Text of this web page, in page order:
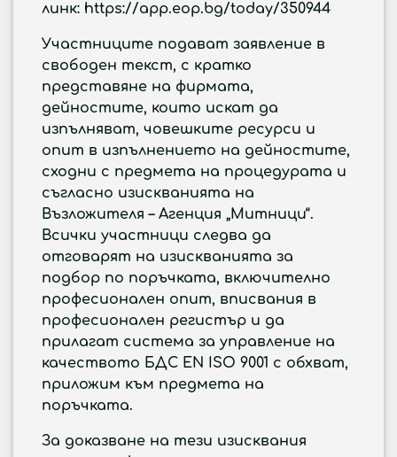
линк: https://app.eop.bg/today/350944
Участниците подават заявление в
свободен текст, с кратко
представяне на фирмата,
дейностите, които искат да
изпълняват, човешките ресурси и
опит в изпълнението на дейностите,
сходни с предмета на процедурата и
съгласно изискванията на
Възложителя – Агенция „Митници“.
Всички участници следва да
отговарят на изискванията за
подбор по поръчката, включително
професионален опит, вписвания в
професионален регистър и да
прилагат система за управление на
качеството БДС EN ISO 9001 с обхват,
приложим към предмета на
поръчката.
За доказване на тези изисквания